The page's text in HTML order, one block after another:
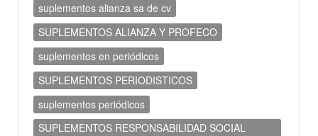
suplementos alianza sa de cv
SUPLEMENTOS ALIANZA Y PROFECO
suplementos en periódicos
SUPLEMENTOS PERIODISTICOS
suplementos periódicos
SUPLEMENTOS RESPONSABILIDAD SOCIAL